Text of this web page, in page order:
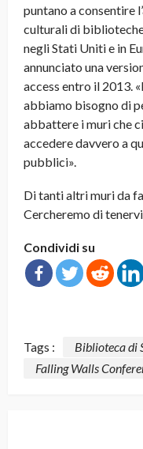
puntano a consentire
culturali di
negli Stati Uniti e in
annunciato una
access entro il 2013.
abbiamo bisogno di
abbattere i muri che
accedere davvero a
pubblici».
Di tanti altri muri da
Cercheremo di
Condividi su
Tags :
Biblioteca di
Falling Walls